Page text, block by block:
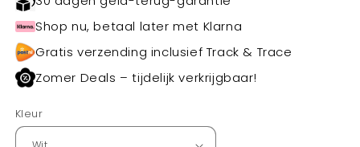
Shop nu, betaal later met Klarna
Gratis verzending inclusief Track & Trace
Zomer Deals – tijdelijk verkrijgbaar!
Kleur